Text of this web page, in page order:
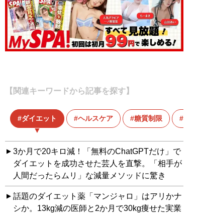
【関連キーワードから記事を探す】
ダイエット ヘルスケア 糖質制限
3か月で20キロ減！「無料のChatGPTだけ」で
ダイエットを成功させた芸人を直撃。「相手が
人間だったらムリ」な減量メソッドに驚き
話題のダイエット薬「マンジャロ」はアリかナ
シか。13kg減の医師と2か月で30kg痩せた実業